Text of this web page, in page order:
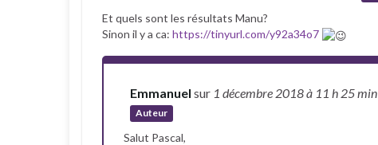
Et quels sont les résultats Manu?
Sinon il y a ca: https://tinyurl.com/y92a34o7
Emmanuel sur 1 décembre 2018à 11 h 25 min
Auteur
Salut Pascal,